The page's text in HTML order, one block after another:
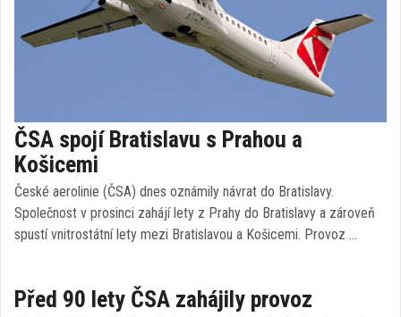
ČSA spojí Bratislavu s Prahou a
Košicemi
České aerolinie (ČSA) dnes oznámily návrat do Bratislavy.
Společnost v prosinci zahájí lety z Prahy do Bratislavy a zároveň
spustí vnitrostátní lety mezi Bratislavou a Košicemi. Provoz …
Před 90 lety ČSA zahájily provoz